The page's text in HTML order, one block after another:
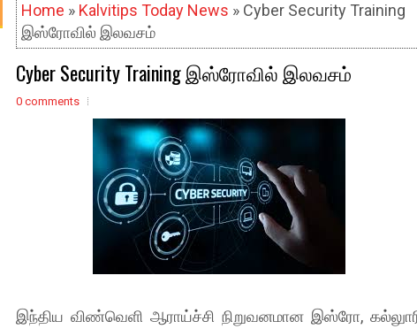
Home » Kalvitips Today News » Cyber Security Training
இஸ்ரோவில் இலவசம்
Cyber Security Training இஸ்ரோவில் இலவசம்
0 comments
இந்திய விண்வெளி ஆராய்ச்சி நிறுவனமான இஸ்ரோ,